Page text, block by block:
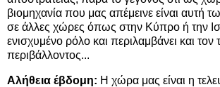
βιομηχανία που μας απέμεινε είναι αυτή
σε άλλες χώρες όπως στην Κύπρο ή την
ενισχυμένο ρόλο και περιλαμβάνει και τον
περιβάλλοντος...
Αλήθεια έβδομη: Η χώρα μας είναι η